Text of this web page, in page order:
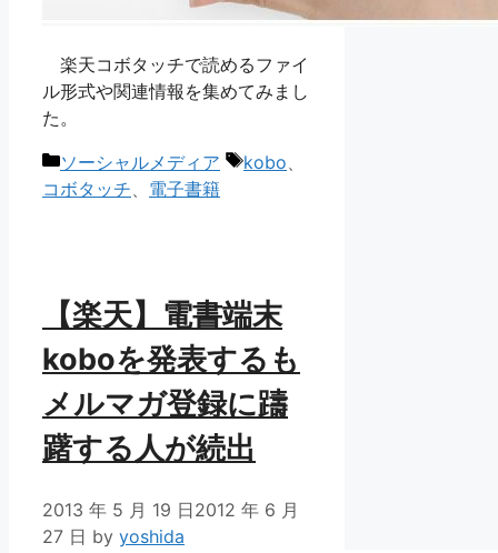
楽天コボタッチで読めるファイ
ル形式や関連情報を集めてみまし
た。
カ
テ
ソーシャルメディア
タ
kobo
コボタッチ
電子書籍
【楽天】電書端末
koboを発表するも
メルマガ登録に躊
躇する人が続出
2013 年 5 月 19 日2012 年 6 月
27 日 by yoshida